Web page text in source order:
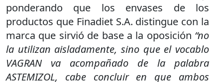
ponderando que los envases de los
productos que Finadiet S.A. distingue con la
marca que sirvió de base a la oposición “no
la utilizan aisladamente, sino que el vocablo
VAGRAN va acompañado de la palabra
ASTEMIZOL, cabe concluir en que ambos